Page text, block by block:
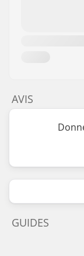
AVIS
GUIDES